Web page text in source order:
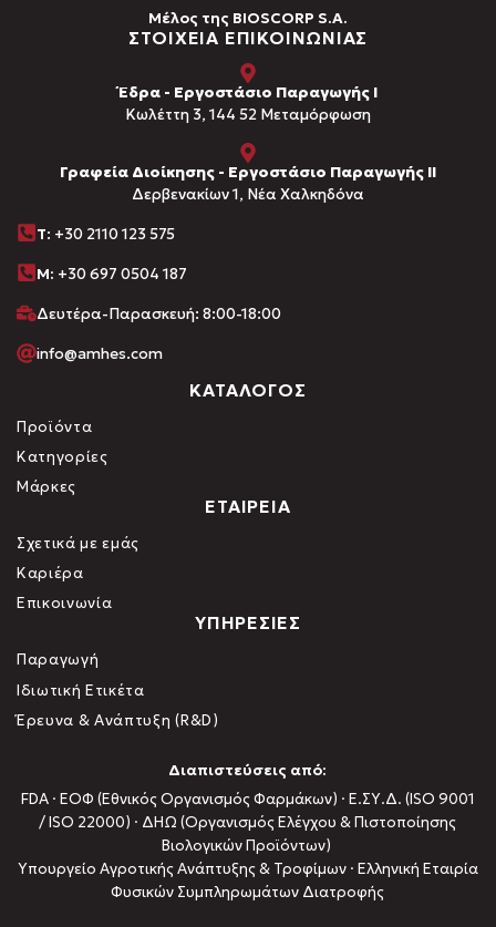
Μέλος της BIOSCORP S.A.
ΣΤΟΙΧΕΙΑ ΕΠΙΚΟΙΝΩΝΙΑΣ
Έδρα - Εργοστάσιο Παραγωγής Ι
Kωλέττη 3, 144 52 Μεταμόρφωση
Γραφεία Διοίκησης - Εργοστάσιο Παραγωγής ΙΙ
Δερβενακίων 1, Νέα Χαλκηδόνα
Τ: +30 2110 123 575
M: +30 697 0504 187
Δευτέρα-Παρασκευή: 8:00-18:00
info@amhes.com
ΚΑΤΑΛΟΓΟΣ
Προϊόντα
Κατηγορίες
Μάρκες
ΕΤΑΙΡΕΙΑ
Σχετικά με εμάς
Καριέρα
Επικοινωνία
ΥΠΗΡΕΣΙΕΣ
Παραγωγή
Ιδιωτική Ετικέτα
Έρευνα & Ανάπτυξη (R&D)
Διαπιστεύσεις από:
FDA · ΕΟΦ (Εθνικός Οργανισμός Φαρμάκων) · Ε.ΣΥ.Δ. (ISO 9001
/ ISO 22000) · ΔΗΩ (Οργανισμός Ελέγχου & Πιστοποίησης
Βιολογικών Προϊόντων)
Υπουργείο Αγροτικής Ανάπτυξης & Τροφίμων · Ελληνική Εταιρία
Φυσικών Συμπληρωμάτων Διατροφής